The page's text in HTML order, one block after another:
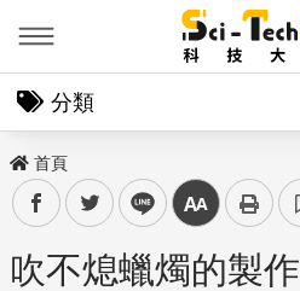
分類
首頁
facebooktwitter line 中
吹不熄蠟燭的製作